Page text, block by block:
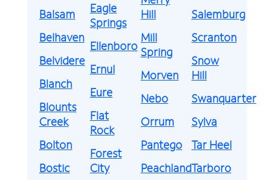
Balsam
Belhaven
Belvidere
Blanch
Blounts
Creek
Bolton
Bostic
Eagle
Springs
Ellenboro
Ernul
Eure
Flat
Rock
Forest
City
Hill
Mill
Spring
Morven
Nebo
Orrum
Pantego
Peachland
Salemburg
Scranton
Snow
Hill
Swanquarter
Sylva
Tar Heel
Tarboro